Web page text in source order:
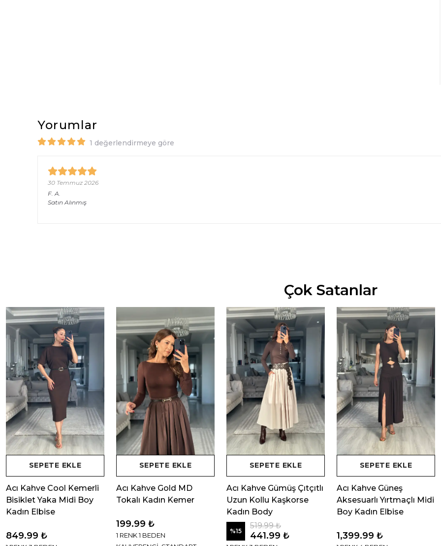
Yorumlar
1 değerlendirmeye göre
30 Temmuz 2026
F. A.
Satın Alınmış
Çok Satanlar
SEPETE EKLE
Acı Kahve Cool Kemerli
Bisiklet Yaka Midi Boy
Kadın Elbise
849.99 ₺
SEPETE EKLE
Acı Kahve Gold MD
Tokalı Kadın Kemer
199.99 ₺
1 RENK 1 BEDEN
SEPETE EKLE
Acı Kahve Gümüş Çıtçıtlı
Uzun Kollu Kaşkorse
Kadın Body
%15
519.99 ₺
441.99 ₺
SEPETE EKLE
Acı Kahve Güneş
Aksesuarlı Yırtmaçlı Midi
Boy Kadın Elbise
1,399.99 ₺